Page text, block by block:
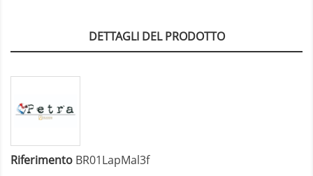
DETTAGLI DEL PRODOTTO
Riferimento BR01LapMal3f